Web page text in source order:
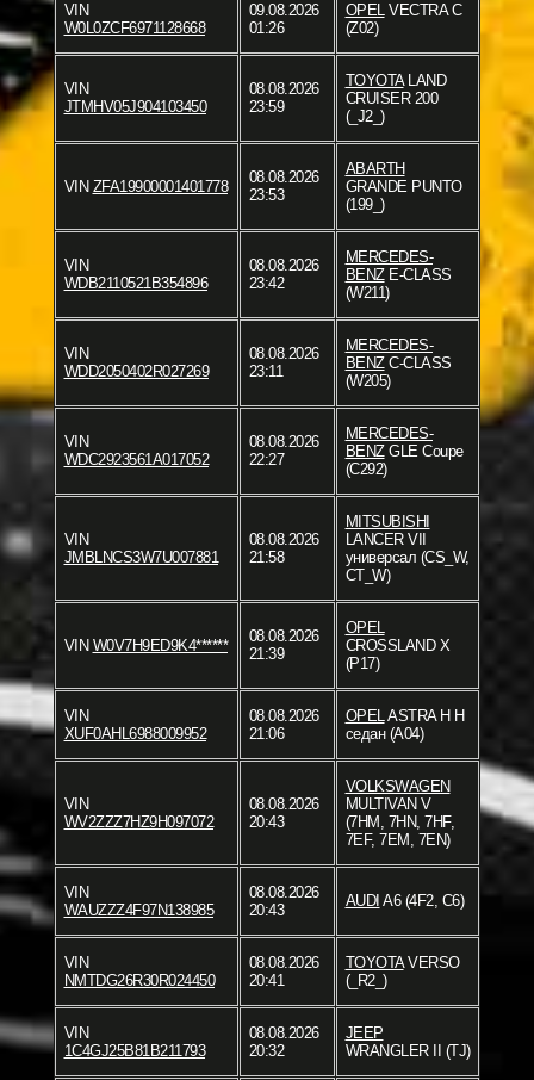
VIN
W0L0ZCF6971128668
09.08.2026
01:26
OPELVECTRA C
(Z02)
VIN
JTMHV05J904103450
08.08.2026
23:59
TOYOTALAND
CRUISER 200
(_J2_)
VIN ZFA19900001401778
08.08.2026
23:53
ABARTH
GRANDE PUNTO
(199_)
VIN
WDB2110521B354896
08.08.2026
23:42
MERCEDES-
BENZE-CLASS
(W211)
VIN
WDD2050402R027269
08.08.2026
23:11
MERCEDES-
BENZC-CLASS
(W205)
VIN
WDC2923561A017052
08.08.2026
22:27
MERCEDES-
BENZGLE Coupe
(C292)
VIN
JMBLNCS3W7U007881
08.08.2026
21:58
MITSUBISHI
LANCER VII
универсал (CS_W,
CT_W)
VIN W0V7H9ED9K4******
08.08.2026
21:39
OPEL
CROSSLAND X
(P17)
VIN
XUF0AHL6988009952
08.08.2026
21:06
OPELASTRA H H
седан (A04)
VIN
WV2ZZZ7HZ9H097072
08.08.2026
20:43
VOLKSWAGEN
MULTIVAN V
(7HM, 7HN, 7HF,
7EF, 7EM, 7EN)
VIN
WAUZZZ4F97N138985
08.08.2026
20:43
AUDI A6 (4F2, C6)
VIN
NMTDG26R30R024450
08.08.2026
20:41
TOYOTAVERSO
(_R2_)
VIN
1C4GJ25B81B211793
08.08.2026
20:32
JEEP
WRANGLER II (TJ)